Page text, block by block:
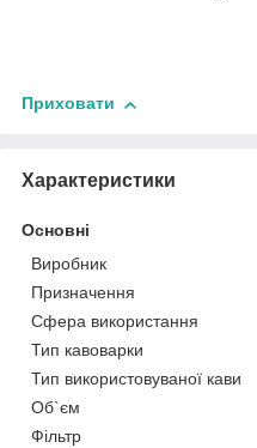
Приховати
Характеристики
Основні
Виробник
Призначення
Сфера використання
Тип кавоварки
Тип використовуваної кави
Об`єм
Фільтр